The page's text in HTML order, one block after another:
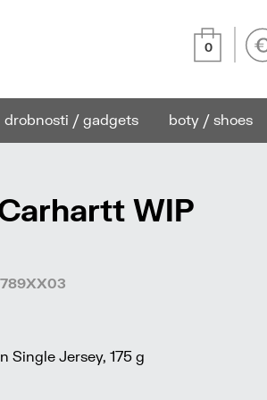
0
drobnosti / gadgets boty / shoes
WIP
Single Jersey, 175 g